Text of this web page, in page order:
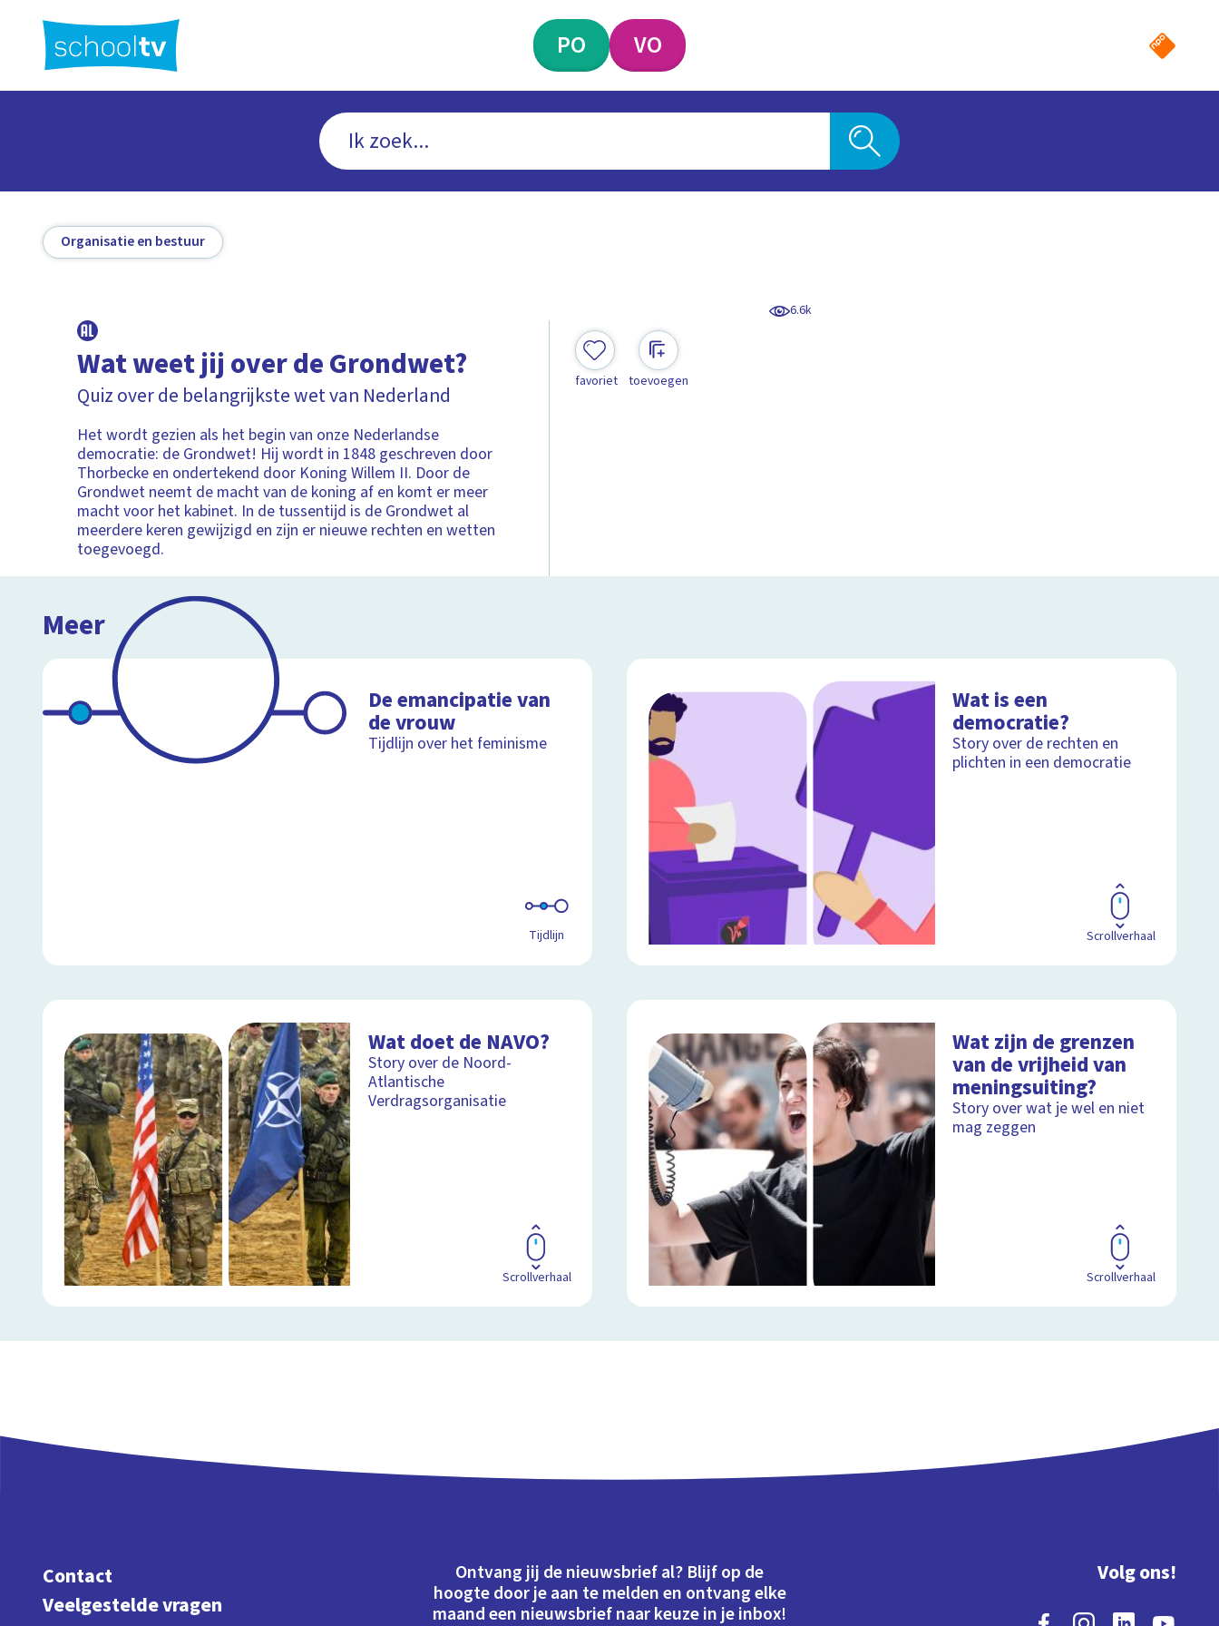
hoofdinhoud
PO VO
Organisatie en bestuur
6.6k
Wat weet jij over de Grondwet?
Quiz over de belangrijkste wet van Nederland
Het wordt gezien als het begin van onze Nederlandse
democratie: de Grondwet! Hij wordt in 1848 geschreven door
Thorbecke en ondertekend door Koning Willem II. Door de
Grondwet neemt de macht van de koning af en komt er meer
macht voor het kabinet. In de tussentijd is de Grondwet al
meerdere keren gewijzigd en zijn er nieuwe rechten en wetten
toegevoegd.
favoriet toevoegen
Meer
De emancipatie van
de vrouw
Tijdlijn over het feminisme
Tijdlijn
Wat is een
democratie?
Story over de rechten en
plichten in een democratie
Scrollverhaal
Wat doet de NAVO?
Story over de Noord-
Atlantische
Verdragsorganisatie
Scrollverhaal
Wat zijn de grenzen
van de vrijheid van
meningsuiting?
Story over wat je wel en niet
mag zeggen
Scrollverhaal
Contact
Veelgestelde vragen
Ontvang jij de nieuwsbrief al? Blijf op de
hoogte door je aan te melden en ontvang elke
maand een nieuwsbrief naar keuze in je inbox!
Volg ons!